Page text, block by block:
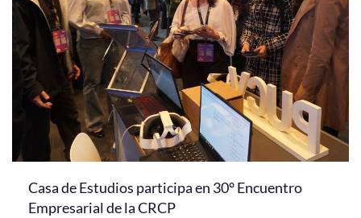
Casa de Estudios participa en 30° Encuentro
Empresarial de la CRCP